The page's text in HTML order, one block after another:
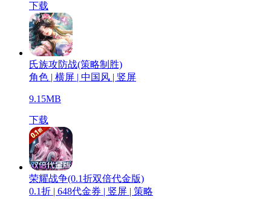
下载
氏族攻防战(策略制胜)
角色 | 横屏 | 中国风 | 竖屏
9.15MB
下载
荣耀战争(0.1折双倍代金版)
0.1折 | 648代金券 | 竖屏 | 策略